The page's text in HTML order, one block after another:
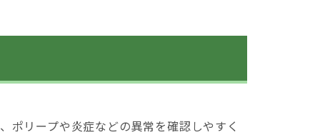
ポリープや炎症などの異常を確認しやすく